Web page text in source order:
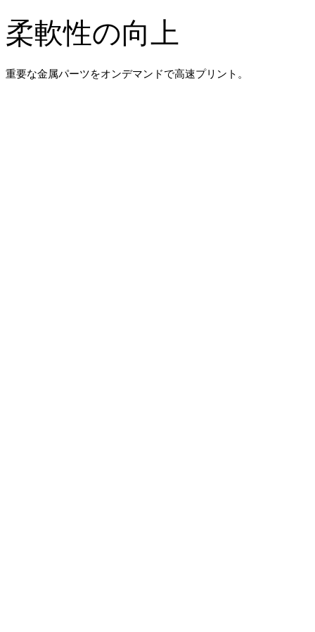
柔軟性の向上
重要な金属パーツをオンデマンドで高速プリント。